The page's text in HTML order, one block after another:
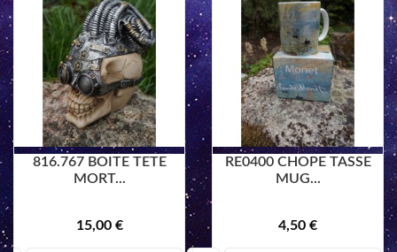
816.767 BOITE TETE
MORT...
15,00 €
RE0400 CHOPE TASSE
MUG...
4,50 €